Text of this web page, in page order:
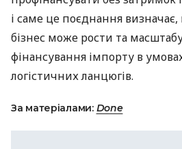
і саме це поєднання визначає,
бізнес може рости та
фінансування імпорту в
логістичних ланцюгів.
За матеріалами: Done